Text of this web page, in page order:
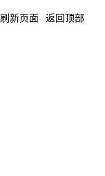
刷新页面 返回顶部